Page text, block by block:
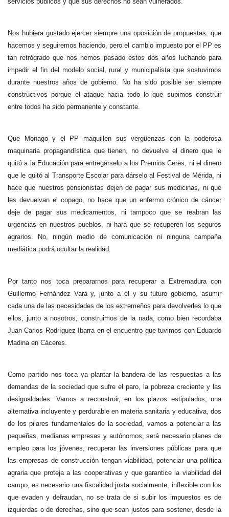
Nos hubiera gustado ejercer siempre una oposición de propuestas, que
hacemos y seguiremos haciendo, pero el cambio impuesto por el PP es
tan retrógrado que nos hemos pasado estos dos años luchando para
impedir el fin del modelo social, rural y municipalista que sostuvimos
durante nuestros años de gobierno. No ha sido posible ser siempre
constructivos porque el ataque hacia todo lo que supimos construir
entre todos ha sido permanente y constante.
Que Monago y el PP maquillen sus vergüenzas con la poderosa
maquinaria propagandística que tienen, no devuelve el dinero que le
quitó a la Educación para entregárselo a los Premios Ceres, ni el dinero
que le quitó al Transporte Escolar para dárselo al Festival de Mérida, ni
hace que nuestros pensionistas dejen de pagar sus medicinas, ni que
les devuelvan el copago, no hace que un enfermo crónico de cáncer
deje de pagar sus medicamentos, ni tampoco que se reabran las
urgencias en nuestros pueblos, ni hará que se recuperen los seguros
agrarios. No, ningún medio de comunicación ni ninguna campaña
mediática podrá ocultar la realidad.
Por tanto nos toca prepararnos para recuperar a Extremadura con
Guillermo Fernández Vara y, junto a él y su futuro gobierno, asumir
cada una de las necesidades de los extremeños para devolverles lo que
ellos, junto a nosotros, construimos de la nada, como bien recordaba
Juan Carlos Rodríguez Ibarra en el encuentro que tuvimos con Eduardo
Madina en Cáceres.
Como partido nos toca ya plantar la bandera de las respuestas a las
demandas de la sociedad que sufre el paro, la pobreza creciente y las
desigualdades. Vamos a reconstruir, en los plazos estipulados, una
alternativa incluyente y perdurable en materia sanitaria y educativa, dos
de los pilares fundamentales de la sociedad, vamos a potenciar a las
pequeñas, medianas empresas y autónomos, será necesario planes de
empleo para los jóvenes, recuperar las inversiones públicas para que
las empresas de construcción tengan viabilidad, potenciar una política
agraria que proteja a las cooperativas y que garantice la viabilidad del
campo, es necesario una fiscalidad justa socialmente, inflexible con los
que evaden y defraudan, no se trata de si subir los impuestos es de
izquierdas o de derechas, sino que sean justos para sostener, desde la